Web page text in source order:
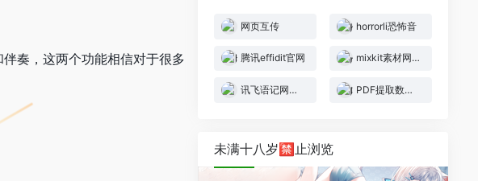
奏，这两个功能相信对于很多
网页互传 horrorli恐怖音
腾讯effidit官网 mixkit素材网官网
讯飞语记网页版 PDF提取数据表格
未满十八岁🈲止浏览